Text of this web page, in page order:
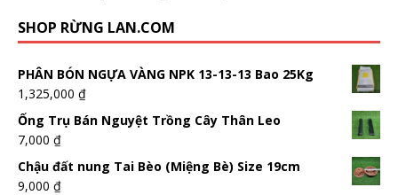
SHOP RỪNG LAN.COM
PHÂN BÓN NGỰA VÀNG NPK 13-13-13 Bao 25Kg
1,325,000 ₫
Ống Trụ Bán Nguyệt Trồng Cây Thân Leo
7,000 ₫
Chậu đất nung Tai Bèo (Miệng Bè) Size 19cm
9,000 ₫